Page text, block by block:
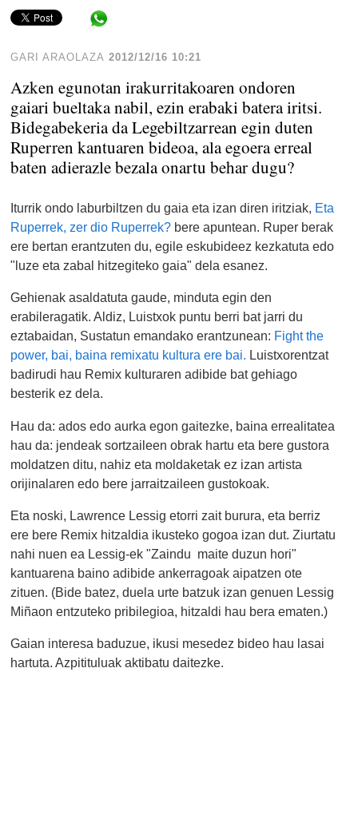
GARI ARAOLAZA 2012/12/16 10:21
Azken egunotan irakurritakoaren ondoren
gaiari bueltaka nabil, ezin erabaki batera iritsi.
Bidegabekeria da Legebiltzarrean egin duten
Ruperren kantuaren bideoa, ala egoera erreal
baten adierazle bezala onartu behar dugu?
Iturrik ondo laburbiltzen du gaia eta izan diren iritziak, Eta
Ruperrek, zer dio Ruperrek? bere apuntean. Ruper berak
ere bertan erantzuten du, egile eskubideez kezkatuta edo
"luze eta zabal hitzegiteko gaia" dela esanez.
Gehienak asaldatuta gaude, minduta egin den
erabileragatik. Aldiz, Luistxok puntu berri bat jarri du
eztabaidan, Sustatun emandako erantzunean: Fight the
power, bai, baina remixatu kultura ere bai. Luistxorentzat
badirudi hau Remix kulturaren adibide bat gehiago
besterik ez dela.
Hau da: ados edo aurka egon gaitezke, baina errealitatea
hau da: jendeak sortzaileen obrak hartu eta bere gustora
moldatzen ditu, nahiz eta moldaketak ez izan artista
orijinalaren edo bere jarraitzaileen gustokoak.
Eta noski, Lawrence Lessig etorri zait burura, eta berriz
ere bere Remix hitzaldia ikusteko gogoa izan dut. Ziurtatu
nahi nuen ea Lessig-ek "Zaindu maite duzun hori"
kantuarena baino adibide ankerragoak aipatzen ote
zituen. (Bide batez, duela urte batzuk izan genuen Lessig
Miñaon entzuteko pribilegioa, hitzaldi hau bera ematen.)
Gaian interesa baduzue, ikusi mesedez bideo hau lasai
hartuta. Azpitituluak aktibatu daitezke.